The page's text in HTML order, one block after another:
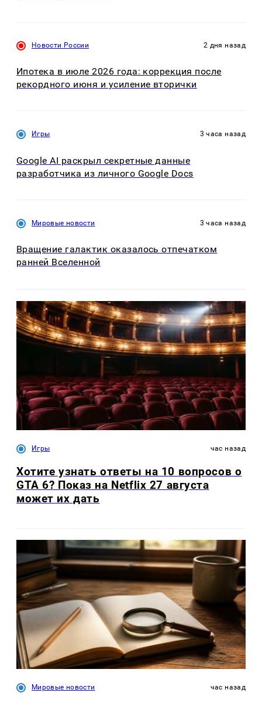
Новости России 2 дня назад
Ипотека в июле 2026 года: коррекция после
рекордного июня и усиление вторички
Игры 3 часа назад
Google AI раскрыл секретные данные
разработчика из личного Google Docs
Мировые новости 3 часа назад
Вращение галактик оказалось отпечатком
ранней Вселенной
Игры час назад
Хотите узнать ответы на 10 вопросов о
GTA 6? Показ на Netflix 27 августа
может их дать
Мировые новости час назад